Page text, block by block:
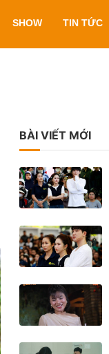
SHOW TIN TỨC
BÀI VIẾT MỚI